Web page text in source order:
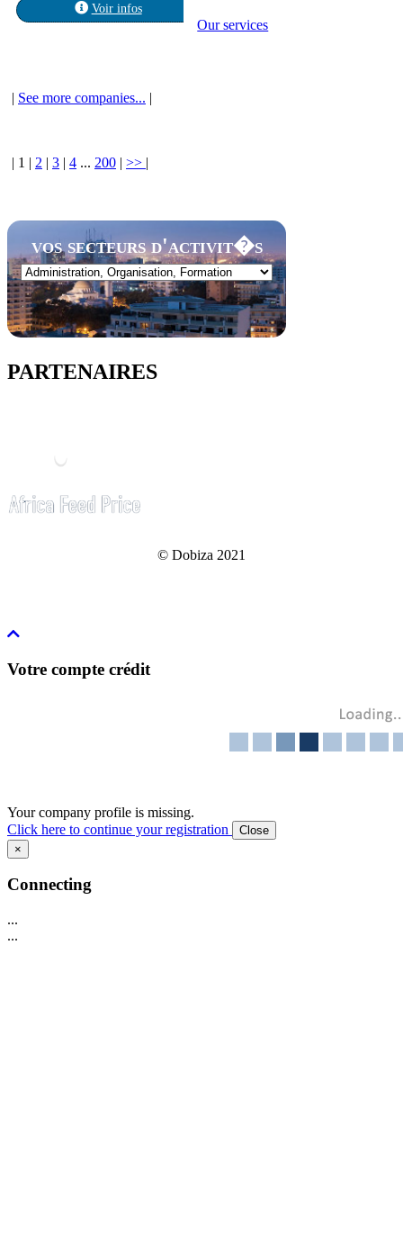
Voir infos
See more companies...
1 2 3 4 ... 200 >>
vos secteurs d'activit�s
Our services
PARTENAIRES
© Dobiza 2021
Votre compte crédit
Your company profile is missing.
Click here to continue your registration
Close
×
Connecting
...
...